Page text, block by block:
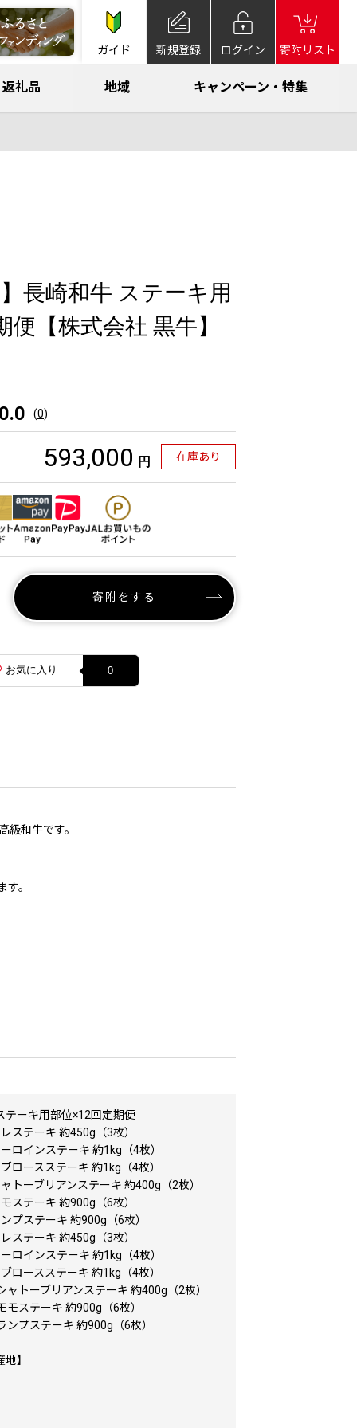
ガイド 新規登録 ログイン 寄附リスト
返礼品 地域 キャンペーン・特集
】長崎和牛 ステーキ用
便【株式会社 黒牛】
0.0 (0)
593,000 円 在庫あり
寄附をする
お気に入り 0
和牛です。
。
テーキ用部位×12回定期便
ステーキ 約450g（3枚）
ロインステーキ 約1kg（4枚）
ロースステーキ 約1kg（4枚）
トーブリアンステーキ 約400g（2枚）
ステーキ 約900g（6枚）
プステーキ 約900g（6枚）
ステーキ 約450g（3枚）
ロインステーキ 約1kg（4枚）
ロースステーキ 約1kg（4枚）
ャトーブリアンステーキ 約400g（2枚）
モステーキ 約900g（6枚）
ンプステーキ 約900g（6枚）
地】